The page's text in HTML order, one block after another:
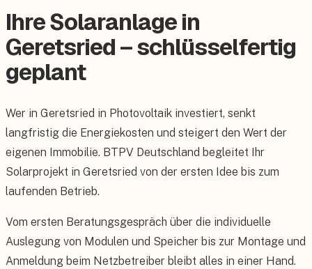
Ihre Solaranlage in
Geretsried – schlüsselfertig
geplant
Wer in Geretsried in Photovoltaik investiert, senkt
langfristig die Energiekosten und steigert den Wert der
eigenen Immobilie. BTPV Deutschland begleitet Ihr
Solarprojekt in Geretsried von der ersten Idee bis zum
laufenden Betrieb.
Vom ersten Beratungsgespräch über die individuelle
Auslegung von Modulen und Speicher bis zur Montage und
Anmeldung beim Netzbetreiber bleibt alles in einer Hand.